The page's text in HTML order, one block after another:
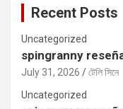
Recent Posts
Uncategorized
spingranny
July 31, 2026
টেলি সিনে
Uncategorized